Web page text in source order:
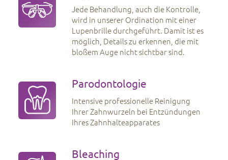
Jede Behandlung, auch die Kontrolle,
wird in unserer Ordination mit einer
Lupenbrille durchgeführt. Damit ist es
möglich, Details zu erkennen, die mit
bloßem Auge nicht sichtbar sind.
Parodontologie
Intensive professionelle Reinigung
Ihrer Zahnwurzeln bei Entzündungen
Ihres Zahnhalteapparates
Bleaching